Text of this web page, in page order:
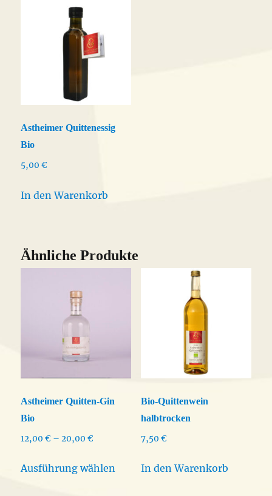
Astheimer Quittenessig
Bio
5,00€
In den Warenkorb
Ähnliche Produkte
Astheimer Quitten-Gin
Bio
12,00€ –20,00€ Preisspanne:
bis
Ausführung wählen
Produkt
Bio-Quittenwein
halbtrocken
7,50 €
In den Warenkorb